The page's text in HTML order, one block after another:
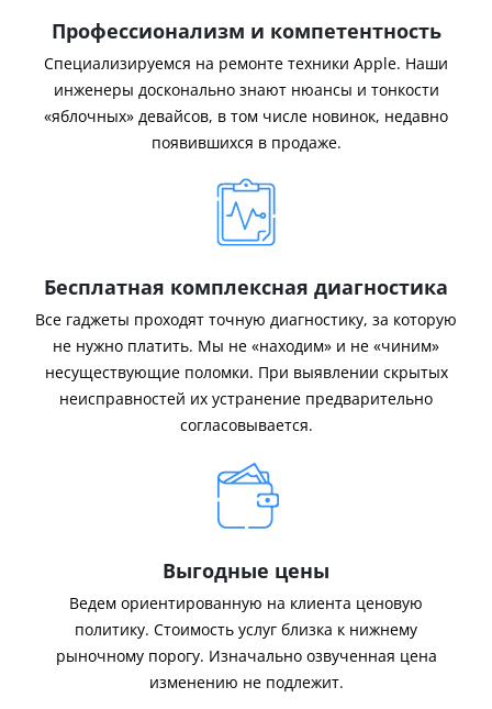
Профессионализм и компетентность
Специализируемся на ремонте техники Apple. Наши
инженеры досконально знают нюансы и тонкости
«яблочных» девайсов, в том числе новинок, недавно
появившихся в продаже.
Бесплатная комплексная диагностика
Все гаджеты проходят точную диагностику, за которую
не нужно платить. Мы не «находим» и не «чиним»
несуществующие поломки. При выявлении скрытых
неисправностей их устранение предварительно
согласовывается.
Выгодные цены
Ведем ориентированную на клиента ценовую
политику. Стоимость услуг близка к нижнему
рыночному порогу. Изначально озвученная цена
изменению не подлежит.